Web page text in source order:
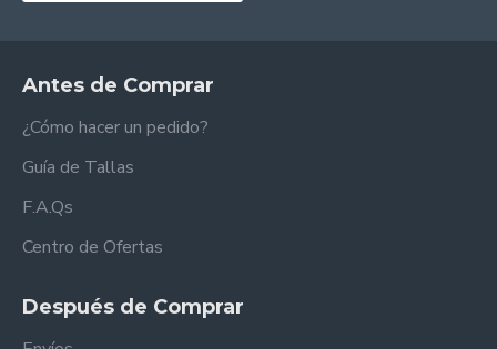
Antes de Comprar
¿Cómo hacer un pedido?
Guía de Tallas
F.A.Qs
Centro de Ofertas
Después de Comprar